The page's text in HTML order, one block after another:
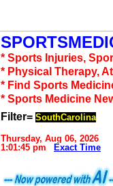
* Sports Injuries,
* Physical Therapy,
* Find Sports
* Sports Medicine
Filter= SouthCarolina
Thursday, Aug 06, 2026
1:01:45 pm
Exact Time